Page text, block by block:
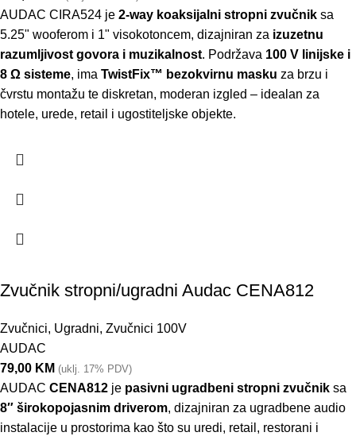
AUDAC CIRA524 je 2-way koaksijalni stropni zvučnik sa
5.25" wooferom i 1" visokotoncem, dizajniran za izuzetnu
razumljivost govora i muzikalnost. Podržava 100 V linijske i
8 Ω sisteme, ima TwistFix™ bezokvirnu masku za brzu i
čvrstu montažu te diskretan, moderan izgled – idealan za
hotele, urede, retail i ugostiteljske objekte.
Zvučnik stropni/ugradni Audac CENA812
Zvučnici, Ugradni, Zvučnici 100V
AUDAC
79,00 KM (uklj. 17% PDV)
AUDAC CENA812 je pasivni ugradbeni stropni zvučnik sa
8″ širokopojasnim driverom, dizajniran za ugradbene audio
instalacije u prostorima kao što su uredi, retail, restorani i